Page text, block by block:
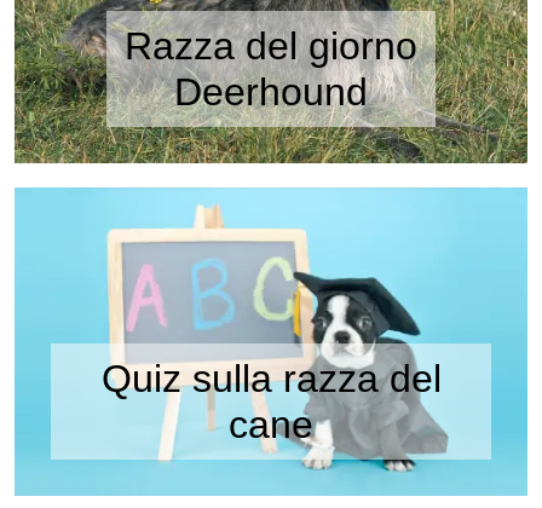
Razza del giorno
Deerhound
Quiz sulla razza del
cane